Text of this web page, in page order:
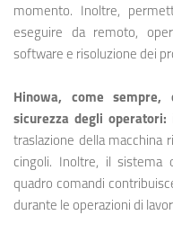
momento. Inoltre,
eseguire da remoto,
software e risoluzione dei
Hinowa, come sempre,
sicurezza degli operatori:
traslazione della macchina
cingoli. Inoltre, il sistema
quadro comandi
durante le operazioni di